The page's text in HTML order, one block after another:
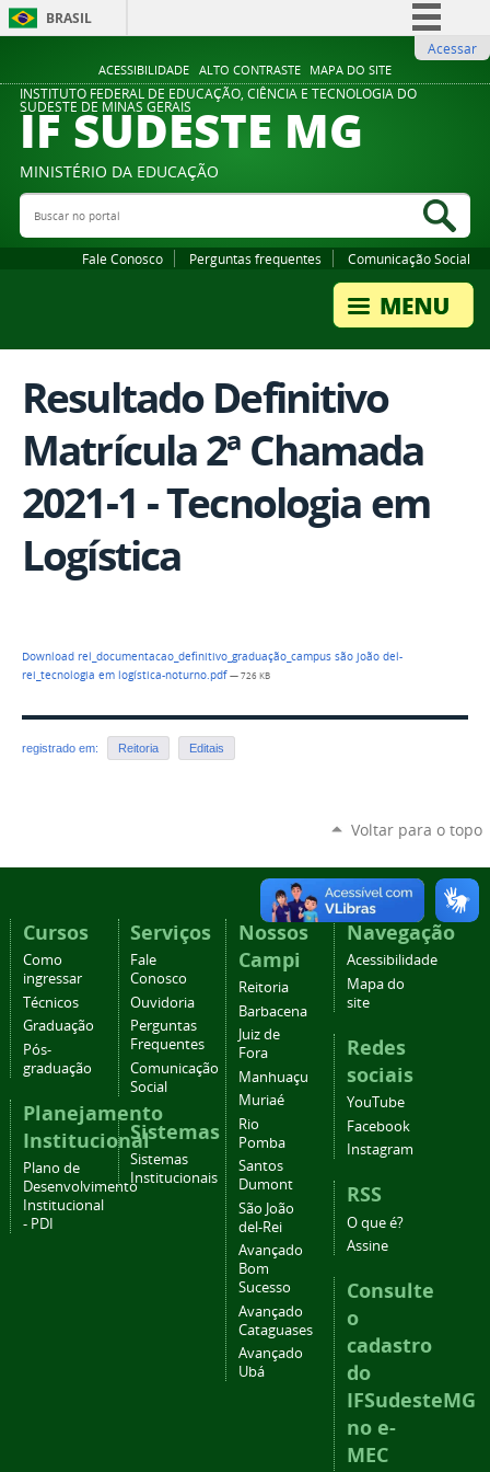
ACESSIBILIDADE ALTO CONTRASTE MAPA DO SITE
BRASIL
Comunica BR
Participe
Legislação
Acessar
INSTITUTO FEDERAL DE EDUCAÇÃO, CIÊNCIA E TECNOLOGIA DO
SUDESTE DE MINAS GERAIS
IF SUDESTE MG
MINISTÉRIO DA EDUCAÇÃO
Buscar no portal
Fale Conosco Perguntas frequentes Comunicação Social
Resultado Definitivo
Matrícula 2ª Chamada
2021-1 - Tecnologia em
Logística
Download rel_documentacao_definitivo_graduação_campus são joão del-
rei_tecnologia em logística-noturno.pdf— 726 KB
registrado em: Reitoria Editais
Voltar para o topo
Cursos
Como
ingressar
Técnicos
Graduação
Pós-
graduação
Planejamento
Institucional
Plano de
Desenvolvimento
Institucional
- PDI
Serviços
Fale
Conosco
Ouvidoria
Perguntas
Frequentes
Comunicação
Social
Sistemas
Sistemas
Institucionais
Nossos
Campi
Reitoria
Barbacena
Juiz de
Fora
Manhuaçu
Muriaé
Rio
Pomba
Santos
Dumont
São João
del-Rei
Avançado
Bom
Sucesso
Avançado
Cataguases
Avançado
Ubá
Navegação
Acessibilidade
Mapa do
site
Redes
sociais
YouTube
Facebook
Instagram
RSS
O que é?
Assine
Consulte
o
cadastro
do
IFSudesteMG
no e-
MEC